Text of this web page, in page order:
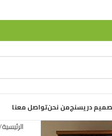
دريسنجمن نحنتواصل معنا
الرئيسية